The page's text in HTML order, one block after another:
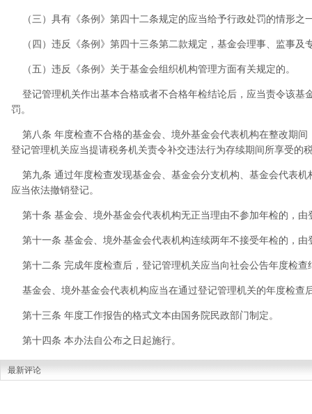
（三）具有《条例》第四十二条规定的应当给予行政处罚的情形之
（四）违反《条例》第四十三条第二款规定，基金会理事、监事及
（五）违反《条例》关于基金会组织机构管理方面有关规定的。
登记管理机关作出基本合格或者不合格年检结论后，应当责令该基
罚。
第八条 年度检查不合格的基金会、境外基金会代表机构在整改期
登记管理机关应当提请税务机关责令补交违法行为存续期间所享受的
第九条 通过年度检查发现基金会、基金会分支机构、基金会代表
应当依法撤销登记。
第十条 基金会、境外基金会代表机构无正当理由不参加年检的，由
第十一条 基金会、境外基金会代表机构连续两年不接受年检的，由
第十二条 完成年度检查后，登记管理机关应当向社会公告年度检查
基金会、境外基金会代表机构应当在通过登记管理机关的年度检查
第十三条 年度工作报告的格式文本由国务院民政部门制定。
第十四条 本办法自公布之日起施行。
最新评论